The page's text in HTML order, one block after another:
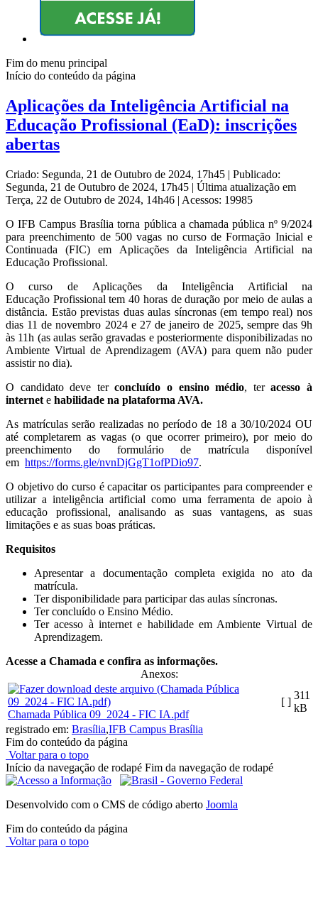
Fim do menu principal
Início do conteúdo da página
Aplicações da Inteligência Artificial na
Educação Profissional (EaD): inscrições
abertas
Criado: Segunda, 21 de Outubro de 2024, 17h45 | Publicado:
Segunda, 21 de Outubro de 2024, 17h45 | Última atualização em
Terça, 22 de Outubro de 2024, 14h46 | Acessos: 19985
O IFB Campus Brasília torna pública a chamada pública nº 9/2024
para preenchimento de 500 vagas no curso de Formação Inicial e
Continuada (FIC) em Aplicações da Inteligência Artificial na
Educação Profissional.
O curso de Aplicações da Inteligência Artificial na
Educação Profissional tem 40 horas de duração por meio de aulas a
distância. Estão previstas duas aulas síncronas (em tempo real) nos
dias 11 de novembro 2024 e 27 de janeiro de 2025, sempre das 9h
às 11h (as aulas serão gravadas e posteriormente disponibilizadas no
Ambiente Virtual de Aprendizagem (AVA) para quem não puder
assistir no dia).
O candidato deve terconcluído o ensino médio, teracesso à
internet e habilidade na plataforma AVA.
As matrículas serão realizadas no período de 18 a 30/10/2024 OU
até completarem as vagas (o que ocorrer primeiro), por meio do
preenchimento do formulário de matrícula disponível
em https://forms.gle/nvnDjGgT1ofPDio97.
O objetivo do curso é capacitar os participantes para compreender e
utilizar a inteligência artificial como uma ferramenta de apoio à
educação profissional, analisando as suas vantagens, as suas
limitações e as suas boas práticas.
Requisitos
Apresentar a documentação completa exigida no ato da
matrícula.
Ter disponibilidade para participar das aulas síncronas.
Ter concluído o Ensino Médio.
Ter acesso à internet e habilidade em Ambiente Virtual de
Aprendizagem.
Acesse a Chamada e confira as informações.
Anexos:
Chamada Pública 09_2024 - FIC IA.pdf
[ ]
311
kB
registrado em: Brasília,IFB Campus Brasília
Fim do conteúdo da página
Voltar para o topo
Início da navegação de rodapé Fim da navegação de rodapé
Desenvolvido com o CMS de código aberto Joomla
Fim do conteúdo da página
Voltar para o topo